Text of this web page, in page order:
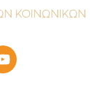
ΚΟΙΝΩΝΙΚΩΝ